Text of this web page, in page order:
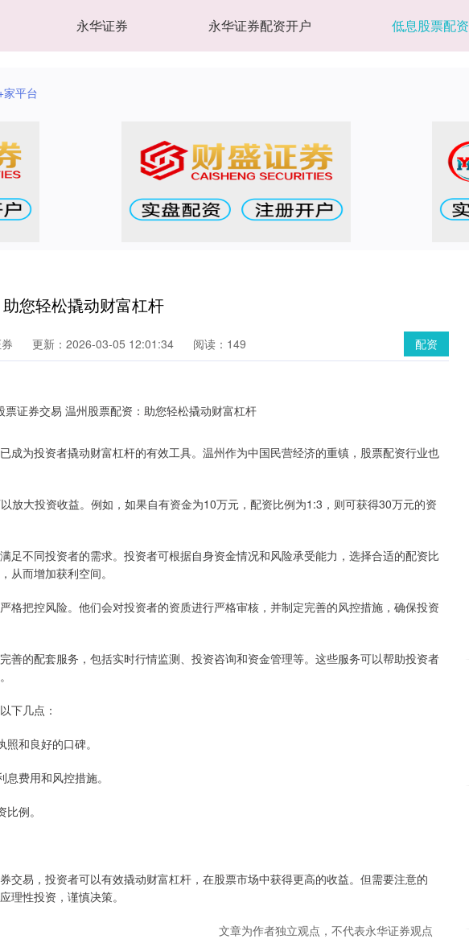
永华证券 永华证券配资开户 低息股票配资
家平台
您轻松撬动财富杠杆
配资
更新：2026-03-05 12:01:34 阅读：149
成为投资者撬动财富杠杆的有效工具。温州作为中国民营经济的重镇，股票配资行业也
放大投资收益。例如，如果自有资金为10万元，配资比例为1:3，则可获得30万元的资
足不同投资者的需求。投资者可根据自身资金情况和风险承受能力，选择合适的配资比
从而增加获利空间。
格把控风险。他们会对投资者的资质进行严格审核，并制定完善的风控措施，确保投资
善的配套服务，包括实时行情监测、投资咨询和资金管理等。这些服务可以帮助投资者
下几点：
和良好的口碑。
费用和风控措施。
例。
交易，投资者可以有效撬动财富杠杆，在股票市场中获得更高的收益。但需要注意的
理性投资，谨慎决策。
文章为作者独立观点，不代表永华证券观点